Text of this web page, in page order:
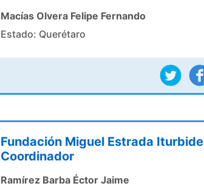
Macías Olvera Felipe Fernando
Estado: Querétaro
Fundación Miguel Estrada Iturbide
Coordinador
Ramírez Barba Éctor Jaime